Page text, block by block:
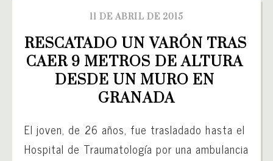
11 DE ABRIL DE 2015
RESCATADO UN VARÓN TRAS
CAER 9 METROS DE ALTURA
DESDE UN MURO EN
GRANADA
El joven, de 26 años, fue trasladado hasta el
Hospital de Traumatología por una ambulancia